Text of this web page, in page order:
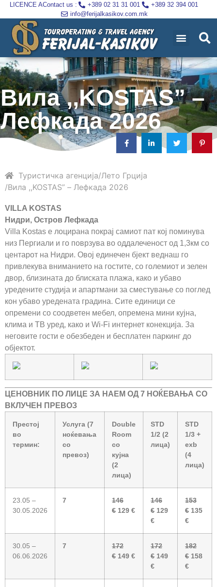
LICENCE AContact us : +389 02 31 31 001
+389 32 394 001
info@ferijalkasikov.com.mk
Вила ,,KOSTAS” –
Лефкада 2026
Туристичка агенција Лето Грција
Вила ,,KOSTAS” – Лефкада 2026
VILLA KOSTAS
Нидри, Остров Лефкада
Villa Kostas е лоцирана покрај самиот пат кој поминува
низ Пергиали и го поврзува во оддалеченост од 1,3км со
центарот на Нидри. Овој единечен бјект веднаш го
привлекува вниманието на гостите, со големиот и зелен
двор, близината до блиската плажа, како и убаво
уредените студија и апартмани за сместување со поглед
кон убаво уредената градина. Сите единици се
опремени со соодветен мебел, опремена мини кујна,
клима и ТВ уред, како и Wi-Fi интернет конекција. За
неговите гости е обезбеден и бесплатен паркинг до
објектот.
ЦЕНОВНИК ПО ЛИЦЕ ЗА НАЕМ ОД 7 НОЌЕВАЊА СО
ВКЛУЧЕН ПРЕВОЗ
Престој
во
термин:
Услуга (7
ноќевања
со
превоз)
Double
Room
со
кујна
(2
лица)
STD
1/2 (2
лица)
STD
1/3 +
exb
(4
лица)
23.05 –
30.05.2026
7
146
€ 129 €
146
€ 129
€
153
€ 135
€
30.05 –
06.06.2026
7
172
€ 149 €
172
€ 149
€
182
€ 158
€